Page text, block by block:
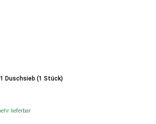
Duschsieb (1 Stück)
lieferbar